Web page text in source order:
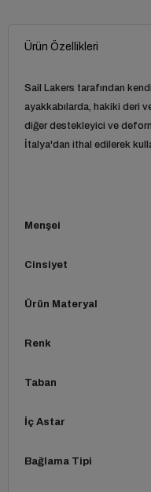
Ürün Özellikleri
Sail Lakers tarafından
ayakkabılarda, hakiki deri
diğer destekleyici ve
İtalya'dan ithal edilerek
Menşei
Cinsiyet
Ürün Materyal
Renk
Taban
İç Astar
Bağlama Tipi